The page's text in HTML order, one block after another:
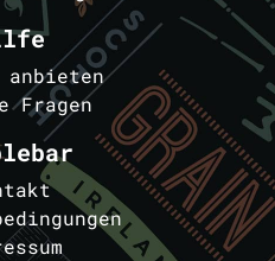
anbieten
Fragen